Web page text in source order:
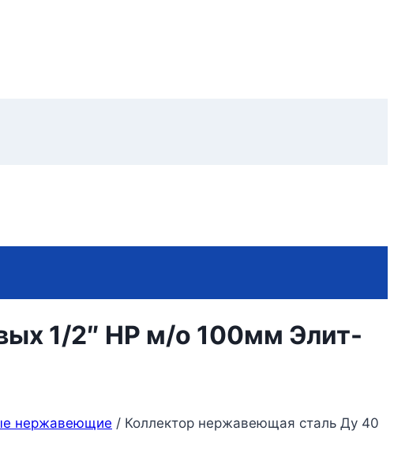
1/2″ НР м/о 100мм Элит-
нержавеющие / Коллектор нержавеющая сталь Ду 40